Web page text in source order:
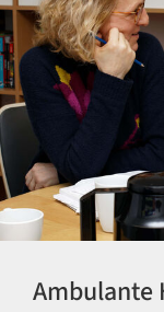
Ambulante